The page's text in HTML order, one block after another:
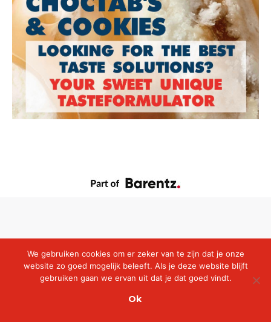
We gebruiken cookies om er zeker van te zijn dat je onze
website zo goed mogelijk beleeft. Als je deze website blijft
gebruiken gaan we ervan uit dat je dat goed vindt.
Ok